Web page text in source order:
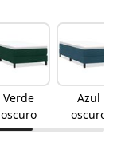
Verde
oscuro
Azul
oscuro